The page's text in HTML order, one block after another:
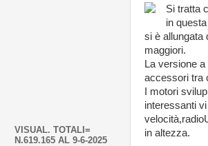
Si tratta
in
si è allungata
maggiori.
La versione
accessori tra
I motori
interessanti
in altezza.
VISUAL. TOTALI=
N.619.165 AL 9-6-2025